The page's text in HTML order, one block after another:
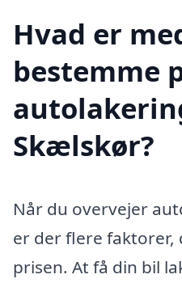
Hvad er
bestemme
Skælskør?
Når du overvejer
er der flere faktorer,
prisen. At få din bil